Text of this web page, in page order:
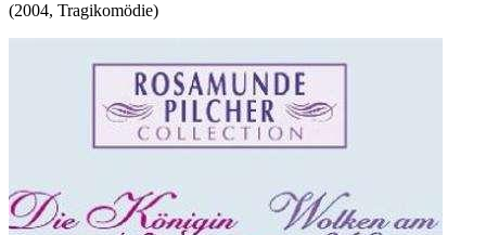
(2004, Tragikomödie)